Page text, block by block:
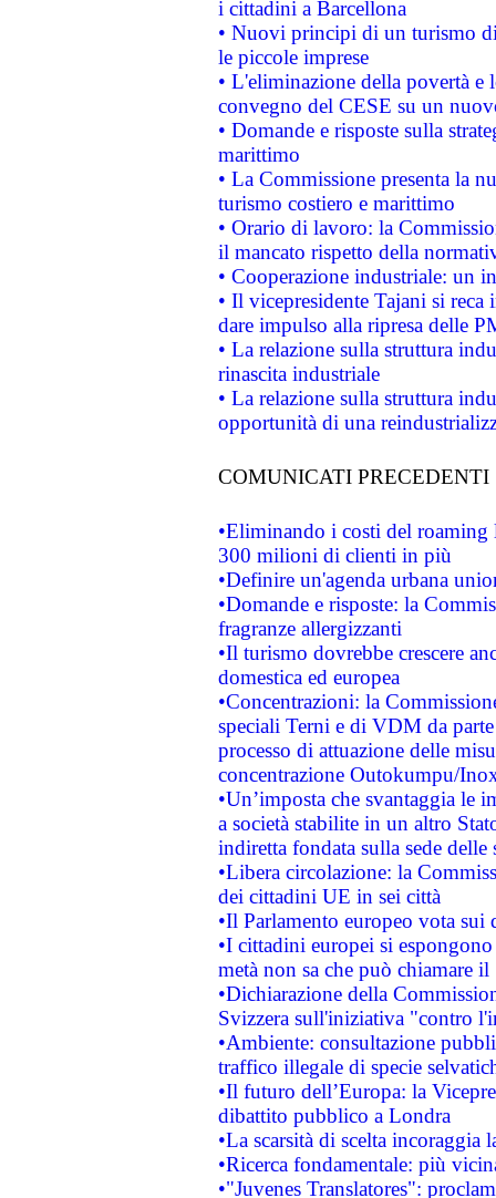
i cittadini a Barcellona
• Nuovi principi di un turismo
le piccole imprese
• L'eliminazione della povertà
convegno del CESE su un
• Domande e risposte sulla
marittimo
• La Commissione presenta la
turismo costiero e marittimo
• Orario di lavoro: la
il mancato rispetto della
• Cooperazione industriale: un
• Il vicepresidente Tajani si
dare impulso alla ripresa delle
• La relazione sulla struttura
rinascita industriale
• La relazione sulla struttura
opportunità di una
COMUNICATI PRECEDENTI
•Eliminando i costi del roaming
300 milioni di clienti in più
•Definire un'agenda urbana
•Domande e risposte: la
fragranze allergizzanti
•Il turismo dovrebbe crescere
domestica ed europea
•Concentrazioni: la
speciali Terni e di VDM da
processo di attuazione delle
concentrazione Outokumpu/
•Un’imposta che svantaggia le
a società stabilite in un altro
indiretta fondata sulla sede delle
•Libera circolazione: la
dei cittadini UE in sei città
•Il Parlamento europeo vota sui
•I cittadini europei si
metà non sa che può chiamare
•Dichiarazione della
Svizzera sull'iniziativa "contro
•Ambiente: consultazione
traffico illegale di specie
•Il futuro dell’Europa: la
dibattito pubblico a Londra
•La scarsità di scelta
•Ricerca fondamentale: più
•"Juvenes Translatores":